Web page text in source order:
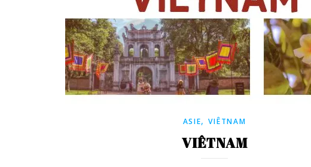
ASIE,VIÊTNAM
VIÊTNAM